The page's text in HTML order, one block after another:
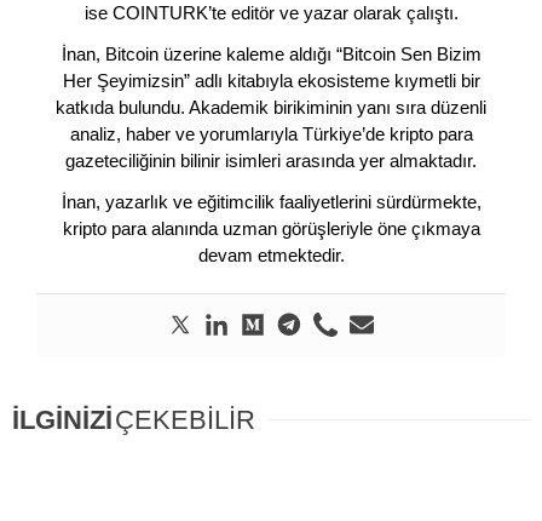
ise COINTURK’te editör ve yazar olarak çalıştı.
İnan, Bitcoin üzerine kaleme aldığı “Bitcoin Sen Bizim
Her Şeyimizsin” adlı kitabıyla ekosisteme kıymetli bir
katkıda bulundu. Akademik birikiminin yanı sıra düzenli
analiz, haber ve yorumlarıyla Türkiye’de kripto para
gazeteciliğinin bilinir isimleri arasında yer almaktadır.
İnan, yazarlık ve eğitimcilik faaliyetlerini sürdürmekte,
kripto para alanında uzman görüşleriyle öne çıkmaya
devam etmektedir.
İLGİNİZİÇEKEBİLİR